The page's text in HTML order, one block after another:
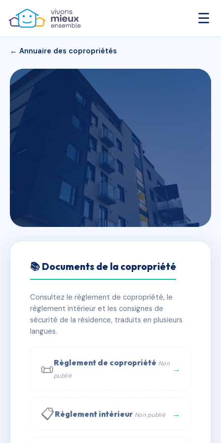
☰
← Annuaire des copropriétés
9 CHEMIN DES PRIMEURS
✓ Immatriculée 🏠 17 lots 🏗 1 bâtiment(s)
📞 Contacter Syndic Digital
📚 Documents de la copropriété
Consultez le règlement de copropriété, le
règlement intérieur et les consignes de
sécurité de la résidence, traduits en plusieurs
langues.
📜Règlement de copropriété Non
publié
→
📋Règlement intérieur Non publié →